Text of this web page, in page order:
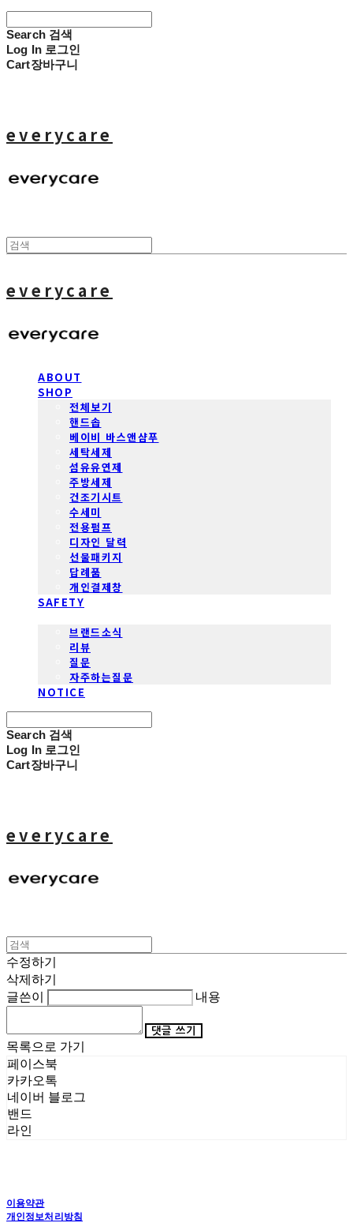
Search 검색
Log In 로그인
Cart장바구니
everycare
everycare
ABOUT
SHOP
전체보기
핸드솝
베이비 바스앤샴푸
세탁세제
섬유유연제
주방세제
건조기시트
수세미
전용펌프
디자인 달력
선물패키지
답례품
개인결제창
SAFETY
브랜드소식
리뷰
질문
자주하는질문
NOTICE
Search 검색
Log In 로그인
Cart장바구니
everycare
수정하기
삭제하기
글쓴이
내용
댓글 쓰기
목록으로 가기
페이스북
카카오톡
네이버 블로그
밴드
라인
이용약관
개인정보처리방침